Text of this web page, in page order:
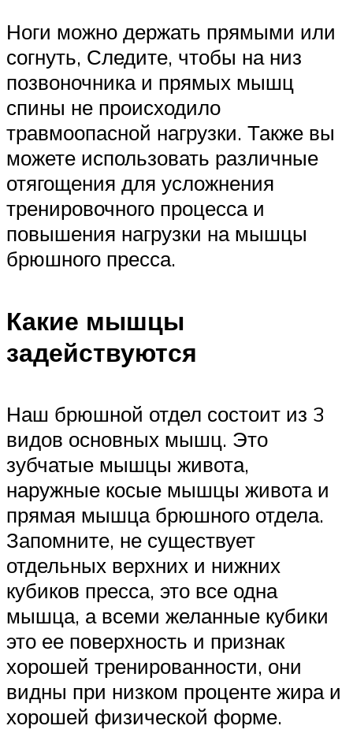
Ноги можно держать прямыми или
согнуть, Следите, чтобы на низ
позвоночника и прямых мышц
спины не происходило
травмоопасной нагрузки. Также вы
можете использовать различные
отягощения для усложнения
тренировочного процесса и
повышения нагрузки на мышцы
брюшного пресса.
Какие мышцы
задействуются
Наш брюшной отдел состоит из 3
видов основных мышц. Это
зубчатые мышцы живота,
наружные косые мышцы живота и
прямая мышца брюшного отдела.
Запомните, не существует
отдельных верхних и нижних
кубиков пресса, это все одна
мышца, а всеми желанные кубики
это ее поверхность и признак
хорошей тренированности, они
видны при низком проценте жира и
хорошей физической форме.